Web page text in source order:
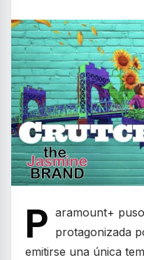
P aramount+
protagonizada
emitirse una única